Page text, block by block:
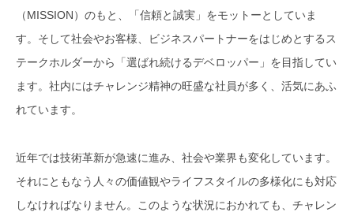
（MISSION）のもと、「信頼と誠実」をモットーとしていま
す。そして社会やお客様、ビジネスパートナーをはじめとするス
テークホルダーから「選ばれ続けるデベロッパー」を目指してい
ます。社内にはチャレンジ精神の旺盛な社員が多く、活気にあふ
れています。
近年では技術革新が急速に進み、社会や業界も変化しています。
それにともなう人々の価値観やライフスタイルの多様化にも対応
しなければなりません。このような状況におかれても、チャレン